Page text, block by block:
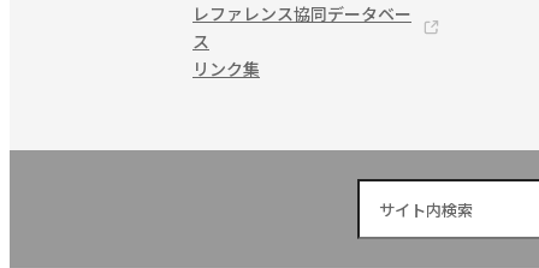
レファレンス協同データベー
ス
リンク集